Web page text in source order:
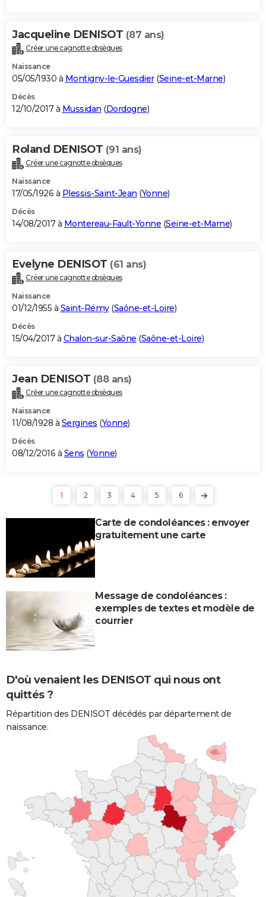
Jacqueline DENISOT (87 ans)
Créer une cagnotte obsèques
Naissance
05/05/1930 à Montigny-le-Guesdier(Seine-et-Marne)
Décès
12/10/2017 à Mussidan (Dordogne)
Roland DENISOT (91 ans)
Créer une cagnotte obsèques
Naissance
17/05/1926 à Plessis-Saint-Jean (Yonne)
Décès
14/08/2017 à Montereau-Fault-Yonne (Seine-et-Marne)
Evelyne DENISOT (61 ans)
Créer une cagnotte obsèques
Naissance
01/12/1955 à Saint-Rémy(Saône-et-Loire)
Décès
15/04/2017 à Chalon-sur-Saône (Saône-et-Loire)
Jean DENISOT (88 ans)
Créer une cagnotte obsèques
Naissance
11/08/1928 à Sergines (Yonne)
Décès
08/12/2016 à Sens (Yonne)
1 2 3 4 5 6
Carte de condoléances : envoyer
gratuitement une carte
Message de condoléances :
exemples de textes et modèle de
courrier
D'où venaient les DENISOT qui nous ont
quittés ?
Répartition des DENISOT décédés par département de
naissance.